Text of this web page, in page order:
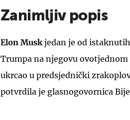
Zanimljiv popis
Elon Muskjedan je od
Trumpa na njegovu
ukrcao u predsjednički
potvrdila je glasnogovornica